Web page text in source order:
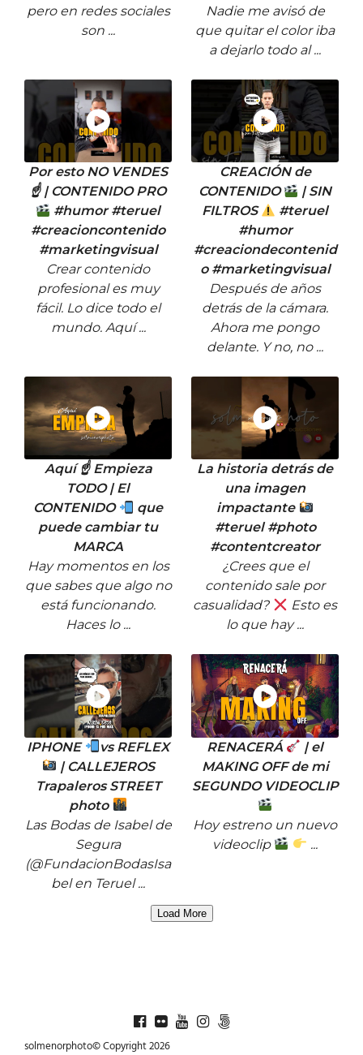
pero en redes sociales
son ...
Nadie me avisó de
que quitar el color iba
a dejarlo todo al ...
Por esto NO VENDES
☝| CONTENIDO PRO
#humor #teruel
#creacioncontenido
#marketingvisual
Crear contenido
profesional es muy
fácil. Lo dice todo el
mundo. Aquí ...
CREACIÓN de
CONTENIDO
| SIN
FILTROS
#teruel
#humor
#creaciondecontenid
o #marketingvisual
Después de años
detrás de la cámara.
Ahora me pongo
delante. Y no, no ...
Aquí ☝Empieza
TODO | El
CONTENIDO
que
puede cambiar tu
MARCA
Hay momentos en los
que sabes que algo no
está funcionando.
Haces lo ...
La historia detrás de
una imagen
impactante
#teruel #photo
#contentcreator
¿Crees que el
contenido sale por
casualidad?
Esto es
lo que hay ...
IPHONE
vs REFLEX
| CALLEJEROS
Trapaleros STREET
photo
Las Bodas de Isabel de
Segura
(@FundacionBodasIsa
bel en Teruel ...
RENACERÁ
| el
MAKING OFF de mi
SEGUNDO VIDEOCLIP
Hoy estreno un nuevo
videoclip
...
Load More
solmenorphoto© Copyright 2026